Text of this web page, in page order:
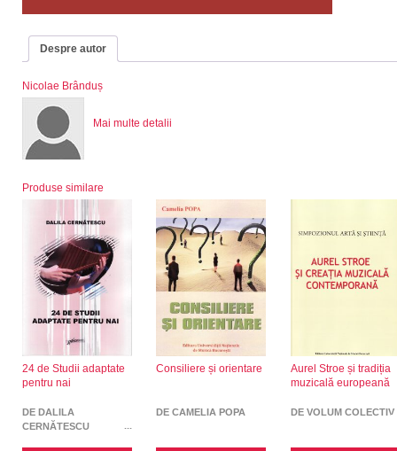
Despre autor
Nicolae Brânduș
Mai multe detalii
Produse similare
24 de Studii adaptate
pentru nai
DE DALILA
CERNĂTESCU
Consiliere și orientare
DE CAMELIA POPA
Aurel Stroe și tradiția
muzicală europeană
DE VOLUM COLECTIV